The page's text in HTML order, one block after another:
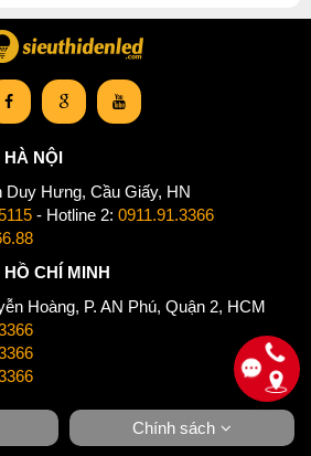
HÀ NỘI
Duy Hưng, Cầu Giấy, HN
- Hotline 2: 0911.91.3366
CHÍ MINH
Hoàng, P. AN Phú, Quận 2, HCM
Chính sách